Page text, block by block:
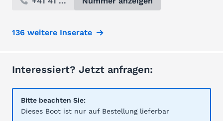
136 weitere Inserate
Interessiert? Jetzt anfragen:
Bitte beachten Sie:
Dieses Boot ist nur auf Bestellung lieferbar